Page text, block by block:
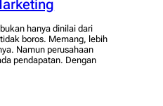
hanya dinilai dari
boros. Memang, lebih
Namun perusahaan
pendapatan. Dengan